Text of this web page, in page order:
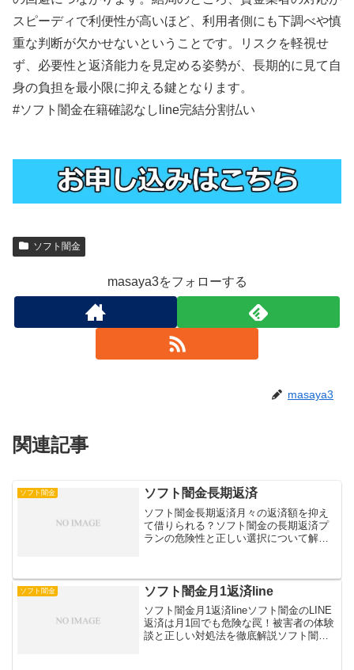
スピーディで利便性が高いほど、利用者側にも下調べや慎
重な判断が欠かせないということです。リスクを軽視せ
ず、必要性と返済能力を見定める姿勢が、長期的に見て自
身の負担を最小限に抑える鍵となります。
#ソフト闇金在籍確認なしline完結分割払い
ソフト闇金
masaya3をフォローする
masaya3
関連記事
ソフト闇金 ソフト闇金長期返済
ソフト闇金長期返済月々の返済額を抑え
て借りられる？ソフト闇金の長期返済プ
ランの危険性と正しい選択について解説
息や悪質な取り立ての実態...
ソフト闇金 ソフト闇金月1返済line
ソフト闇金月1返済lineソフト闇金のLINE
返済は月1回でも危険な罠！被害者の体験
談と正しい対処法を徹底解説ソフト闇金